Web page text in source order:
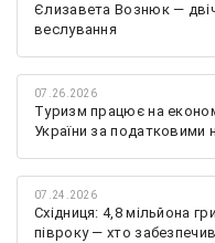
Єлизавета Вознюк —
веслування
07.26.2026
Туризм працює на
України за податковими
07.24.2026
Східниця: 4,8 мільйона
півроку — хто